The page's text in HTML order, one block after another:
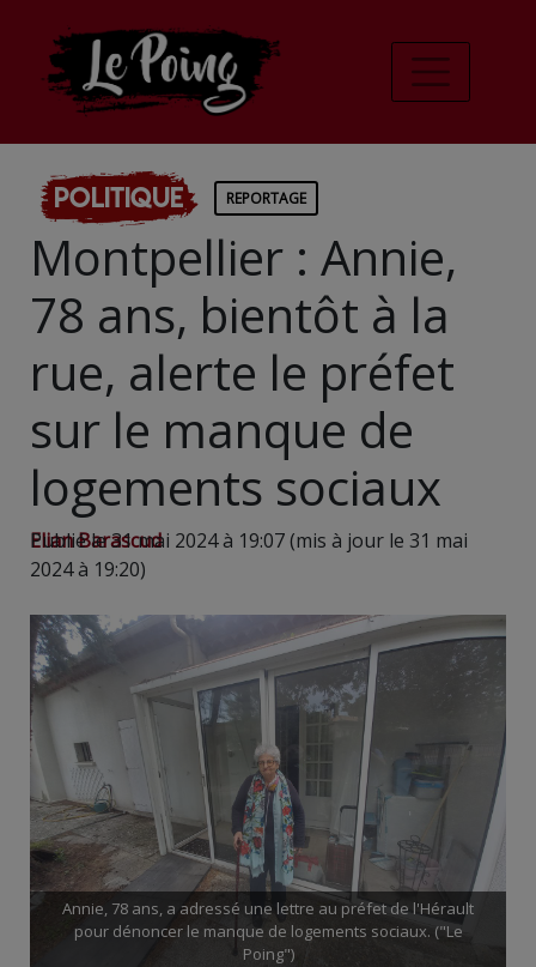
Politique REPORTAGE
Montpellier : Annie,
78 ans, bientôt à la
rue, alerte le préfet
sur le manque de
logements sociaux
Elian Barascud
Publié le 31 mai 2024 à 19:07 (mis à jour le 31 mai
2024 à 19:20)
Annie, 78 ans, a adressé une lettre au préfet de l'Hérault
pour dénoncer le manque de logements sociaux. ("Le
Poing")